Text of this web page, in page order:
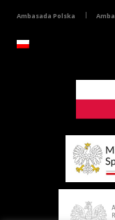
Ambasada Polska